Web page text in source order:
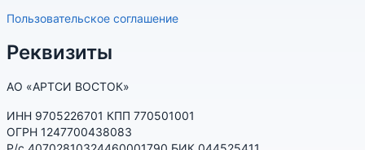
Пользовательское соглашение
Реквизиты
АО «АРТСИ ВОСТОК»
ИНН 9705226701 КПП 770501001
ОГРН 1247700438083